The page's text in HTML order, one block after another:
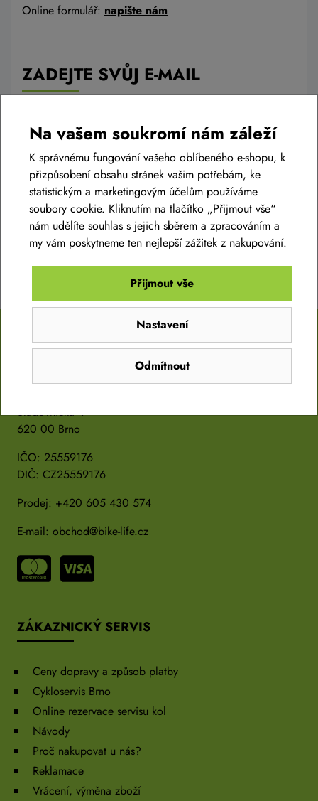
Online formulář: napište nám
ZADEJTE SVŮJ E-MAIL
Odesláním projevujete svůj souhlas se shromažďováním a zpracováním
osobních údajů.Více zde
Chci novinky
PROVOZOVATEL
Sladovnická 4
620 00 Brno
IČO: 25559176
DIČ: CZ25559176
Prodej: +420 605 430 574
E-mail: obchod@bike-life.cz
ZÁKAZNICKÝ SERVIS
Ceny dopravy a způsob platby
Cykloservis Brno
Online rezervace servisu kol
Návody
Proč nakupovat u nás?
Reklamace
Vrácení, výměna zboží
Na vašem soukromí nám záleží
K správnému fungování vašeho oblíbeného e-shopu, k
přizpůsobení obsahu stránek vašim potřebám, ke
statistickým a marketingovým účelům používáme
soubory cookie. Kliknutím na tlačítko „Přijmout vše“
nám udělíte souhlas s jejich sběrem a zpracováním a
my vám poskytneme ten nejlepší zážitek z nakupování.
Odmítnout
Nastavení
Přijmout vše